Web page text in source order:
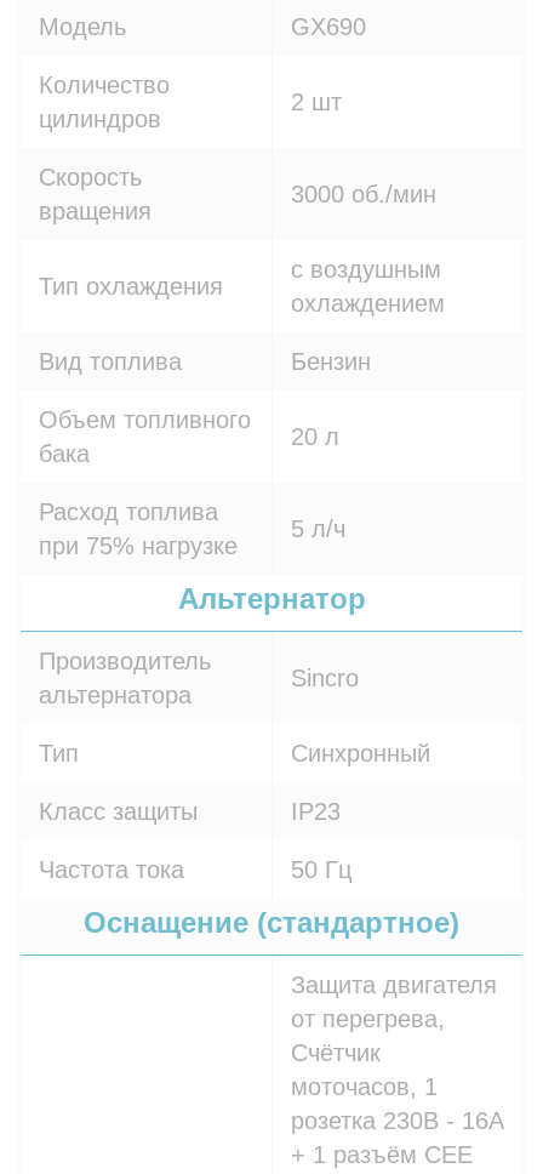
Модель GX690
Количество
цилиндров
2 шт
Скорость
вращения
3000 об./мин
Тип охлаждения
с воздушным
охлаждением
Вид топлива Бензин
Объем топливного
бака
20 л
Расход топлива
при 75% нагрузке
5 л/ч
Альтернатор
Производитель
альтернатора
Sincro
Тип Синхронный
Класс защиты IP23
Частота тока 50 Гц
Оснащение (стандартное)
Защита двигателя
от перегрева,
Счётчик
моточасов, 1
розетка 230В - 16A
+ 1 разъём СЕЕ